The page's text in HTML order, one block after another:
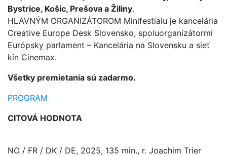
Bystrice, Košíc, Prešova a Žiliny.
HLAVNÝM ORGANIZÁTOROM Minifestialu je kancelária
Creative Europe Desk Slovensko, spoluorganizátormi
Európsky parlament – Kancelária na Slovensku a sieť
kín Cinemax.
Všetky premietania sú zadarmo.
PROGRAM
CITOVÁ HODNOTA
NO / FR / DK / DE, 2025, 135 min., r. Joachim Trier